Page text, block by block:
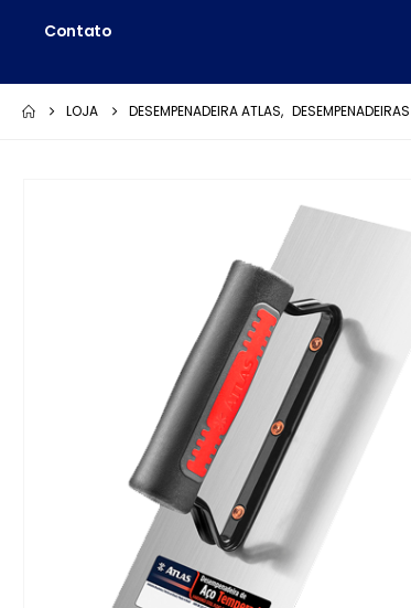
Contato
LOJA DESEMPENADEIRA ATLAS, DESEMPENADEIRAS